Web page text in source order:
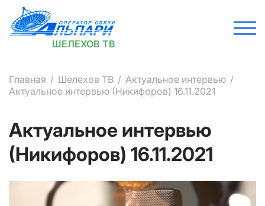
ШЕЛЕХОВ ТВ
Главная Шелехов ТВ
Актуальное интервью
Актуальное интервью (Никифоров) 16.11.2021
Актуальное интервью
(Никифоров) 16.11.2021